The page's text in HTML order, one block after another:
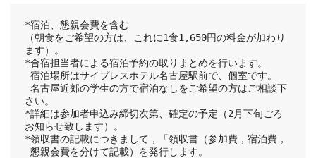
*宿泊、懇親会費を含む
（朝食をご希望の方は、これに1食1,650円の料金が加わり
ます）。
*合宿担当者による宿泊予約の取りまとめを行います。
宿泊場所はサイプレスホテル名古屋駅前で、個室です。
名古屋近郊の学生の方で宿泊なしをご希望の方はご相談下
さい。
*詳細は参加者申込み締切次第、確定の予定（2月下旬ごろ
お知らせ致します）。
*領収書の記載につきまして，「領収書（参加費，宿泊費，
懇親会費を分けて記載）を発行します。